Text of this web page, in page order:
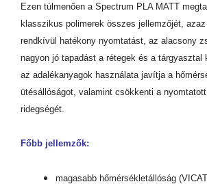
Ezen túlmenően a Spectrum PLA MATT
klasszikus polimerek összes jellemzőjét,
rendkívül hatékony nyomtatást, az alacsony
nagyon jó tapadást a rétegek és a
az adalékanyagok használata javítja a
ütésállóságot, valamint csökkenti a
ridegségét.
Főbb jellemzők:
magasabb hőmérsékletállóság